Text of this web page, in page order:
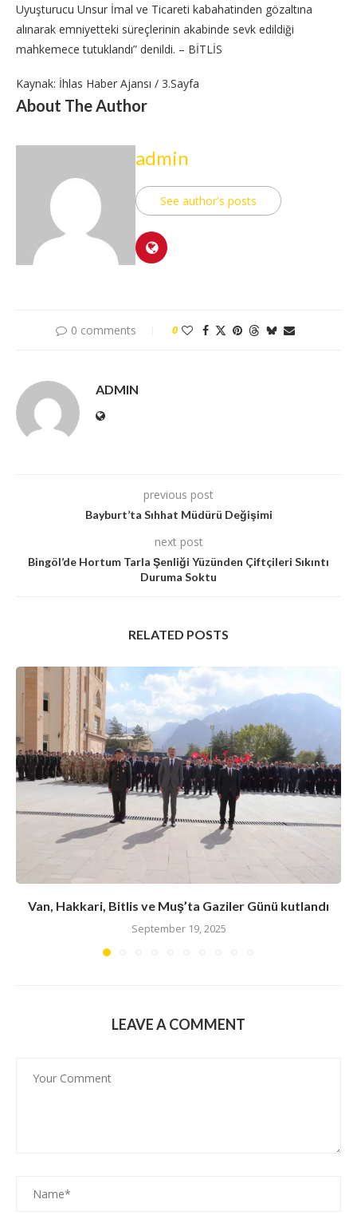
Uyuşturucu Unsur İmal ve Ticareti kabahatinden gözaltına
alınarak emniyetteki süreçlerinin akabinde sevk edildiği
mahkemece tutuklandı” denildi. – BİTLİS
Kaynak: İhlas Haber Ajansı / 3.Sayfa
About The Author
admin
See author's posts
0 comments 0
ADMIN
previous post
Bayburt’ta Sıhhat Müdürü Değişimi
next post
Bingöl’de Hortum Tarla Şenliği Yüzünden Çiftçileri Sıkıntı
Duruma Soktu
RELATED POSTS
Van, Hakkari, Bitlis ve Muş’ta Gaziler Günü kutlandı
September 19, 2025
LEAVE A COMMENT